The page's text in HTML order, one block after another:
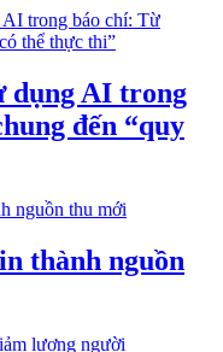
dụng AI trong
đến “quy
thành nguồn